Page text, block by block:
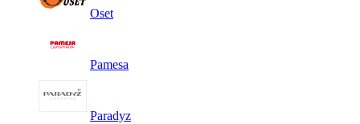
Oset
Pamesa
Paradyz